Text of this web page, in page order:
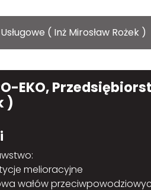
( Inż Mirosław Rożek )
EKO,
)
melioracyjne
wałów